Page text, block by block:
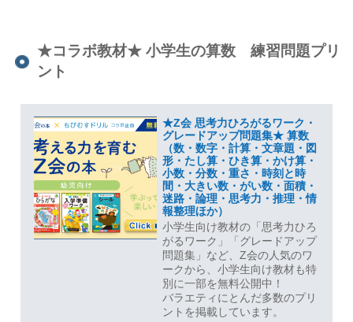
★コラボ教材★ 小学生の算数 練習問題プリ
ント
★Z会 思考力ひろがるワーク・
グレードアップ問題集★ 算数
（数・数字・計算・文章題・図
形・たし算・ひき算・かけ算・
小数・分数・重さ・時刻と時
間・大きい数・がい数・面積・
迷路・論理・思考力・推理・情
報整理ほか）
小学生向け教材の「思考力ひろ
がるワーク」「グレードアップ
問題集」など、Z会の人気のワ
ークから、小学生向け教材も特
別に一部を無料公開中！
バラエティにとんだ多数のプリ
ントを掲載しています。